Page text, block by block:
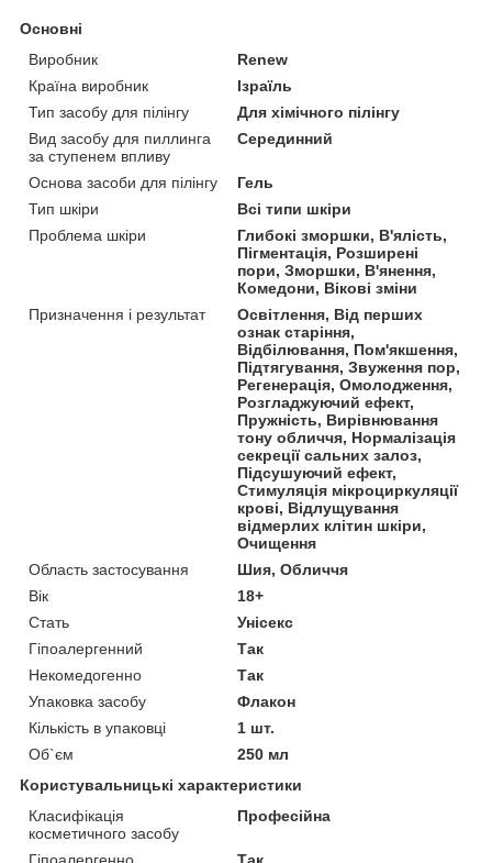
Основні
Виробник
Renew
Країна виробник
Ізраїль
Тип засобу для пілінгу
Для хімічного пілінгу
Вид засобу для пиллинга
за ступенем впливу
Серединний
Основа засоби для пілінгу
Гель
Тип шкіри
Всі типи шкіри
Проблема шкіри
Глибокі зморшки, В'ялість,
Пігментація, Розширені
пори, Зморшки, В'янення,
Комедони, Вікові зміни
Призначення і результат
Освітлення, Від перших
ознак старіння,
Відбілювання, Пом'якшення,
Підтягування, Звуження пор,
Регенерація, Омолодження,
Розгладжуючий ефект,
Пружність, Вирівнювання
тону обличчя, Нормалізація
секреції сальних залоз,
Підсушуючий ефект,
Стимуляція мікроциркуляції
крові, Відлущування
відмерлих клітин шкіри,
Очищення
Область застосування
Шия, Обличчя
Вік
18+
Стать
Унісекс
Гіпоалергенний
Так
Некомедогенно
Так
Упаковка засобу
Флакон
Кількість в упаковці
1 шт.
Об`єм
250 мл
Користувальницькі характеристики
Класифікація
косметичного засобу
Професійна
Гіпоалергенно
Так